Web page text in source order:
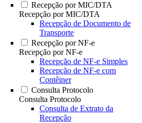
Recepção por MIC/DTA
Recepção por MIC/DTA
Recepção de Documento de
Transporte
Recepção por NF-e
Recepção por NF-e
Recepção de NF-e Simples
Recepção de NF-e com
Contêiner
Consulta Protocolo
Consulta Protocolo
Consulta de Extrato da
Recepção